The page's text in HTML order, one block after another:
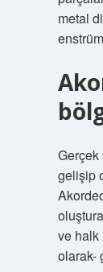
metal
gelişip
ve halk
olarak-